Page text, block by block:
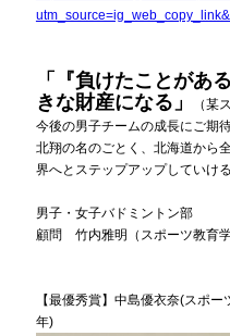
「『負けたことがあ
きな財産になる」
（某
今後の男子チームの成長にご期
北翔の名のごとく、北海道から
界へとステップアップしていけ
男子・女子バドミントン部
顧問 竹内雅明（スポーツ教育学
【最優秀賞】中島優衣奈(スポ
年)